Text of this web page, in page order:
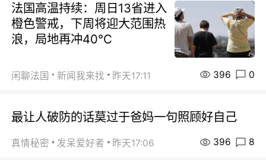
法国高温持续：周日13省进入
橙色警戒，下周将迎大范围热
浪，局地再冲40℃
闲聊法国 新闻我来找 昨天17:11 396 0
最让人破防的话莫过于爸妈一句照顾好自己
真情秘密 发呆爱好者 昨天17:06 396 8